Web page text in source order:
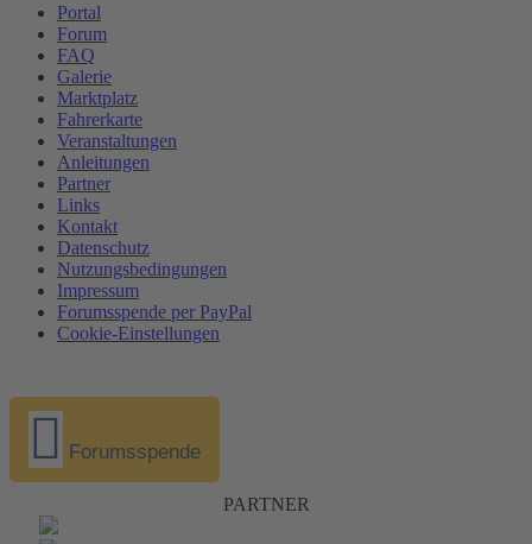
Portal
Forum
FAQ
Galerie
Marktplatz
Fahrerkarte
Veranstaltungen
Anleitungen
Partner
Links
Kontakt
Datenschutz
Nutzungsbedingungen
Impressum
Forumsspende per PayPal
Cookie-Einstellungen
Forumsspende
PARTNER